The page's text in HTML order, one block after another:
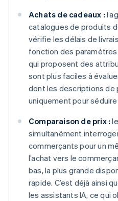
Achats de cadeaux :
catalogues de produits
vérifie les délais de
fonction des
qui proposent des
sont plus faciles à
dont les descriptions
uniquement pour
Comparaison de prix :
simultanément
commerçants pour un
l’achat vers le
bas, la plus grande
rapide. C’est déjà ainsi
les assistants IA, ce qui